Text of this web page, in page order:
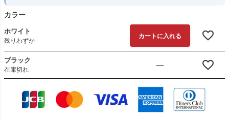
カラー
ホワイト
残りわずか
カートに入れる
ブラック
在庫切れ
—